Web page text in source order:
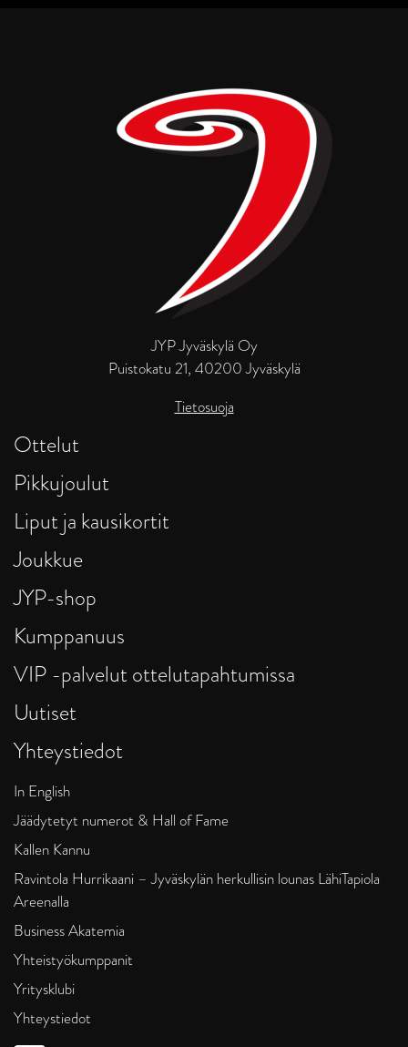
JYP Jyväskylä Oy
Puistokatu 21, 40200 Jyväskylä
Tietosuoja
Ottelut
Pikkujoulut
Liput ja kausikortit
Joukkue
JYP-shop
Kumppanuus
VIP -palvelut ottelutapahtumissa
Uutiset
Yhteystiedot
In English
Jäädytetyt numerot & Hall of Fame
Kallen Kannu
Ravintola Hurrikaani – Jyväskylän herkullisin lounas LähiTapiola
Areenalla
Business Akatemia
Yhteistyökumppanit
Yritysklubi
Yhteystiedot